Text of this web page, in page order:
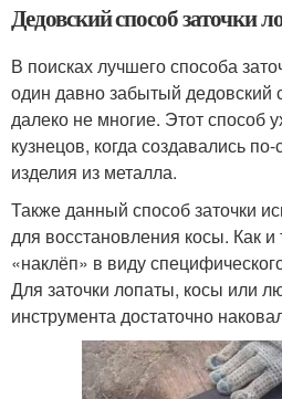
Дедовский способ заточки
В поисках лучшего способа
один давно забытый дедовский
далеко не многие. Этот способ
кузнецов, когда создавались
изделия из металла.
Также данный способ заточки
для восстановления косы. Как и
«наклёп» в виду
Для заточки лопаты, косы или
инструмента достаточно